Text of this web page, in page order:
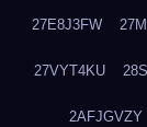
27E8J3FW
27VYT4KU
2AFJGVZY